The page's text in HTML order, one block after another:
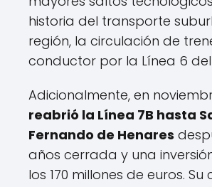
historia del transporte
región, la circulación de
conductor por la Línea 6 del
Adicionalmente, en
reabrió la Línea 7B hasta
Fernando de Henares
años cerrada y una
los 170 millones de euros.